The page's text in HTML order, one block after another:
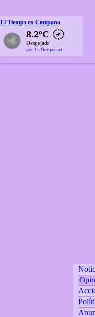
El Tiempo en Campana
8.2ºC
Despejado
por TuTiempo.net